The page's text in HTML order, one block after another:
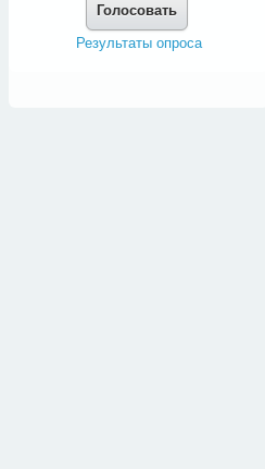
Голосовать
Результаты опроса